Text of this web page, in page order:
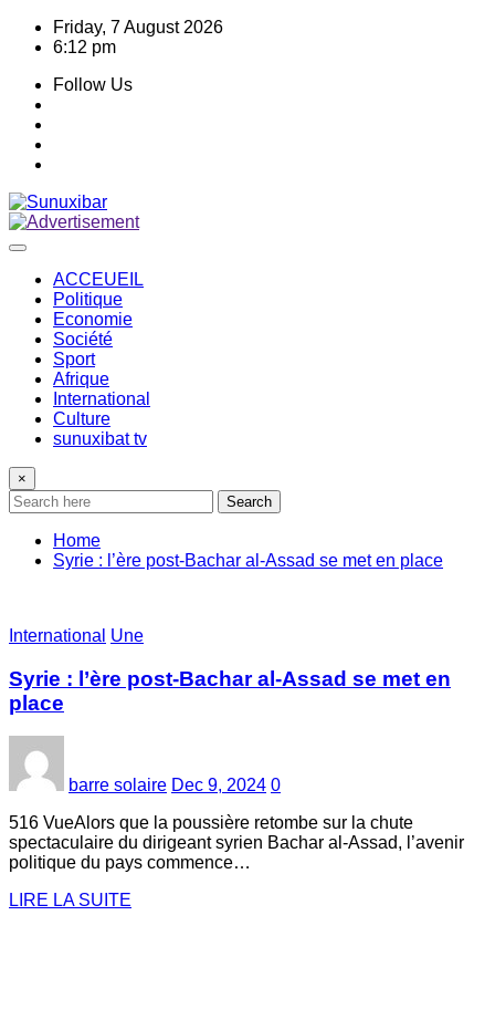
Skip
Friday, 7 August 2026
6:12 pm
Follow Us
ACCEUEIL
Politique
Economie
Société
Sport
Afrique
International
Culture
sunuxibat tv
×
Search
Home
Syrie : l’ère post-Bachar al-Assad se met en place
International Une
Syrie : l’ère post-Bachar al-Assad se met en
place
barre solaire Dec 9, 2024 0
516 VueAlors que la poussière retombe sur la chute
spectaculaire du dirigeant syrien Bachar al-Assad, l’avenir
politique du pays commence…
LIRE LA SUITE